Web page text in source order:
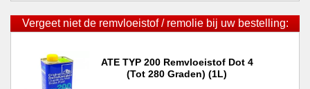
Vergeet niet de remvloeistof / remolie bij uw bestelling:
ATE TYP 200 Remvloeistof Dot 4
(tot 280 Graden) (1L)